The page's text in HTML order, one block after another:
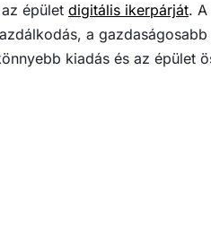
épület digitális ikerpárját.
a
kiadás és az épület